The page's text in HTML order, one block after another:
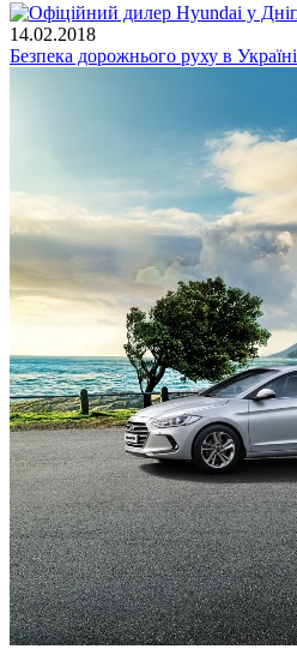
14.02.2018
Безпека дорожнього руху в Україні